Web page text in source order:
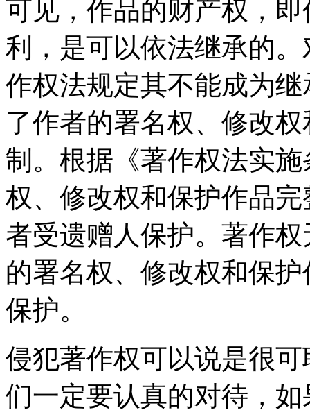
可见，作品的财产权，
利，是可以依法继承的
作权法规定其不能成为
了作者的署名权、修改
制。根据《著作权法实
权、修改权和保护作品
者受遗赠人保护。著作
的署名权、修改权和保
保护。
侵犯著作权可以说是很
们一定要认真的对待，